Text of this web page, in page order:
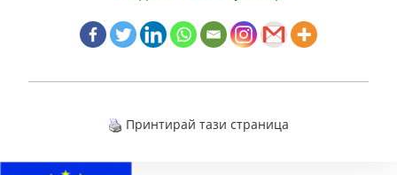
Принтирай тази страница